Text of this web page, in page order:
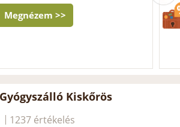
Megnézem >>
Kiskőrös
1237 értékelés